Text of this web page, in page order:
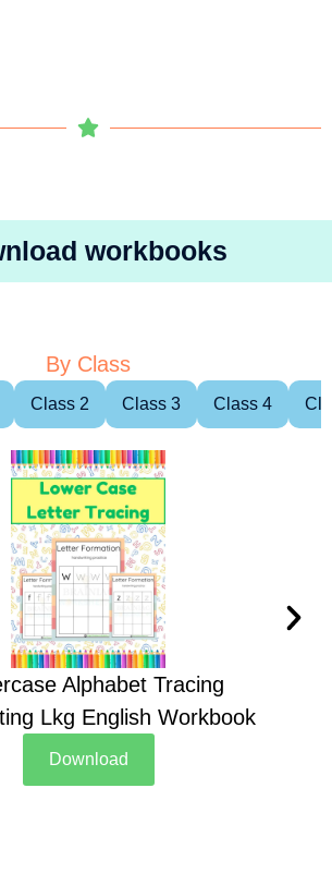
workbooks
By Class
Class 2 Class 3 Class 4
Alphabet Tracing
Lkg English Workbook
Download